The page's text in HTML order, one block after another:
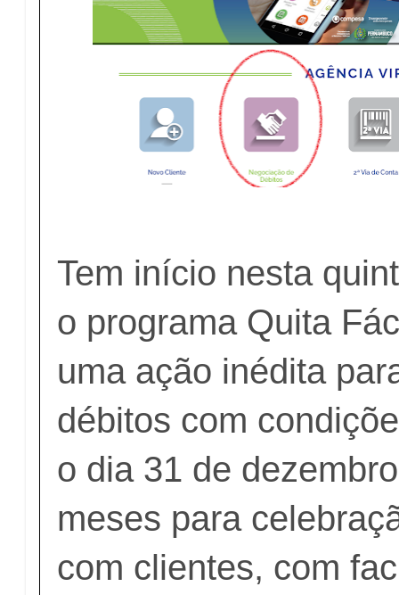
Tem início nesta
o programa Quita
uma ação inédita
débitos com
o dia 31 de
meses para
com clientes, com